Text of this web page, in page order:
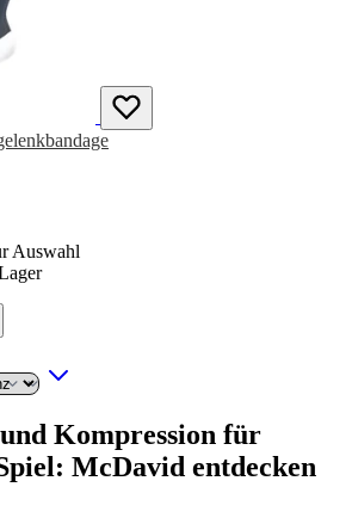
Auswahl
Kompression für
McDavid entdecken